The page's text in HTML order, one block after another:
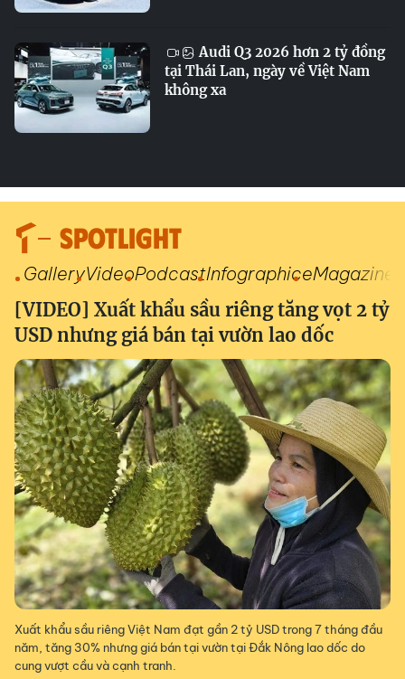
Audi Q3 2026 hơn 2 tỷ đồng
tại Thái Lan, ngày về Việt Nam
không xa
SPOTLIGHT
GalleryVideoPodcastInfographiceMagazine
[VIDEO] Xuất khẩu sầu riêng tăng vọt 2 tỷ
USD nhưng giá bán tại vườn lao dốc
Xuất khẩu sầu riêng Việt Nam đạt gần 2 tỷ USD trong 7 tháng đầu
năm, tăng 30% nhưng giá bán tại vườn tại Đắk Nông lao dốc do
cung vượt cầu và cạnh tranh.